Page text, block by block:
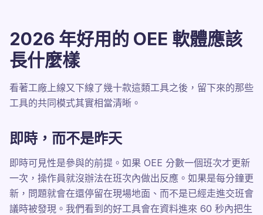
2026 年好用的 OEE 軟體應該
長什麼樣
看著工廠上線又下線了幾十款這類工具之後，留下來的那些
工具的共同模式其實相當清晰。
即時，而不是昨天
即時可見性是參與的前提。如果 OEE 分數一個班次才更新
一次，操作員就沒辦法在班次內做出反應。如果是每分鐘更
新，問題就會在還停留在現場地面、而不是已經走進交班會
議時被發現。我們看到的好工具會在資料進來 60 秒內把生